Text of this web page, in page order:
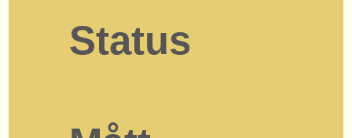
Status